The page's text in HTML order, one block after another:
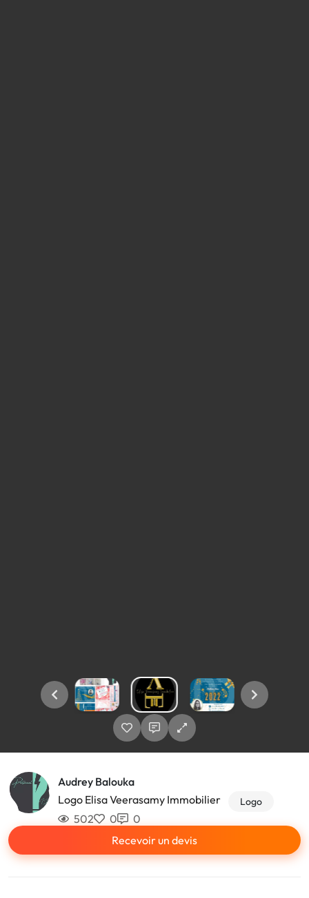
Audrey Balouka
Logo Elisa Veerasamy Immobilier
Logo
502 0
0
Recevoir un devis